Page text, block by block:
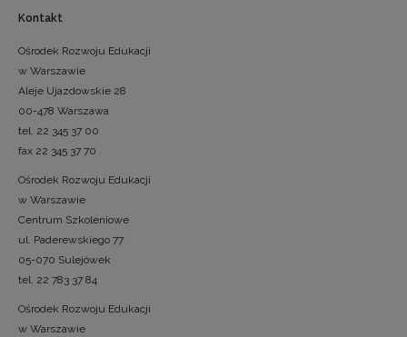
Kontakt
Ośrodek Rozwoju Edukacji
w Warszawie
Aleje Ujazdowskie 28
00-478 Warszawa
tel. 22 345 37 00
fax 22 345 37 70
Ośrodek Rozwoju Edukacji
w Warszawie
Centrum Szkoleniowe
ul. Paderewskiego 77
05-070 Sulejówek
tel. 22 783 37 84
Ośrodek Rozwoju Edukacji
w Warszawie